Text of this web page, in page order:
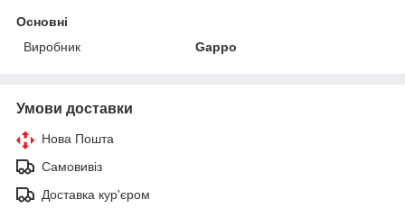
Основні
Виробник
Gappo
Умови доставки
Нова Пошта
Самовивіз
Доставка кур'єром